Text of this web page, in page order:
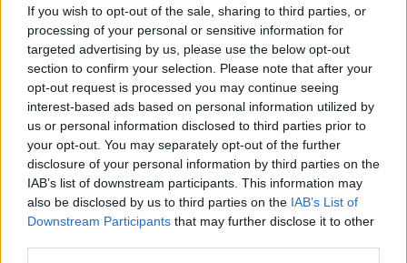
If you wish to opt-out of the sale, sharing to third parties, or
processing of your personal or sensitive information for
targeted advertising by us, please use the below opt-out
section to confirm your selection. Please note that after your
opt-out request is processed you may continue seeing
interest-based ads based on personal information utilized by
us or personal information disclosed to third parties prior to
your opt-out. You may separately opt-out of the further
disclosure of your personal information by third parties on the
IAB’s list of downstream participants. This information may
also be disclosed by us to third parties on the IAB’s List of
Downstream Participants that may further disclose it to other
φάσεις για
Παναθηναϊκό και Ολυμπιακόκαι σχολιάζουν το
βαθμό επικινδυνότητας της πρωταθλήτριαςΦενέρμπαχτσε
που έρχεται στο ΟΑΚΑ για να υπερασπιστεί τον τίτλο της.
Δείτε εδώ το επεισόδιο: